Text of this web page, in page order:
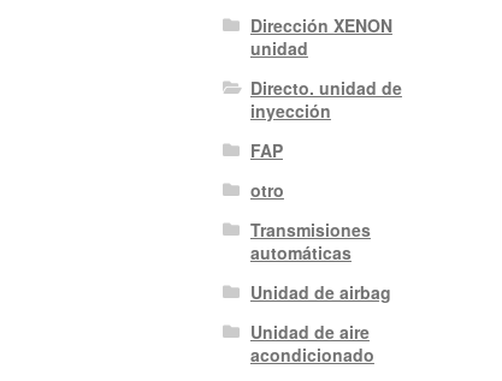
Dirección XENON
unidad
Directo. unidad de
inyección
FAP
otro
Transmisiones
automáticas
Unidad de airbag
Unidad de aire
acondicionado